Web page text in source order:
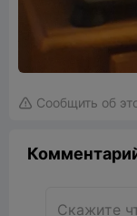
 Сообщить об